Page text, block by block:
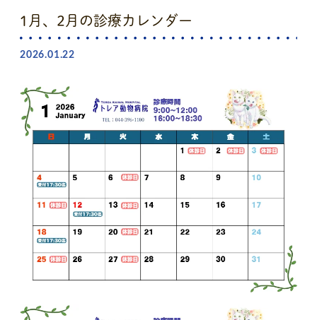
1月、2月の診療カレンダー
2026.01.22